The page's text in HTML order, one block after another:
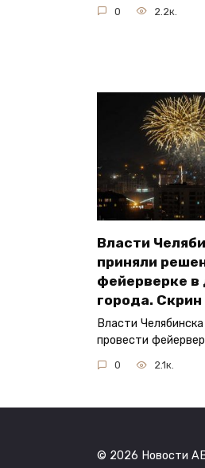
0 2.2к.
Власти
приняли
фейерверке в
города. Скрин
Власти
провести
0 2.1к.
© 2026 Новости